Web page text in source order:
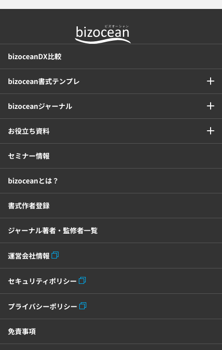
bizoceanDX比較
bizocean書式テンプレ
bizoceanジャーナル
お役立ち資料
セミナー情報
bizoceanとは？
書式作者登録
ジャーナル著者・監修者一覧
運営会社情報
セキュリティポリシー
プライバシーポリシー
免責事項